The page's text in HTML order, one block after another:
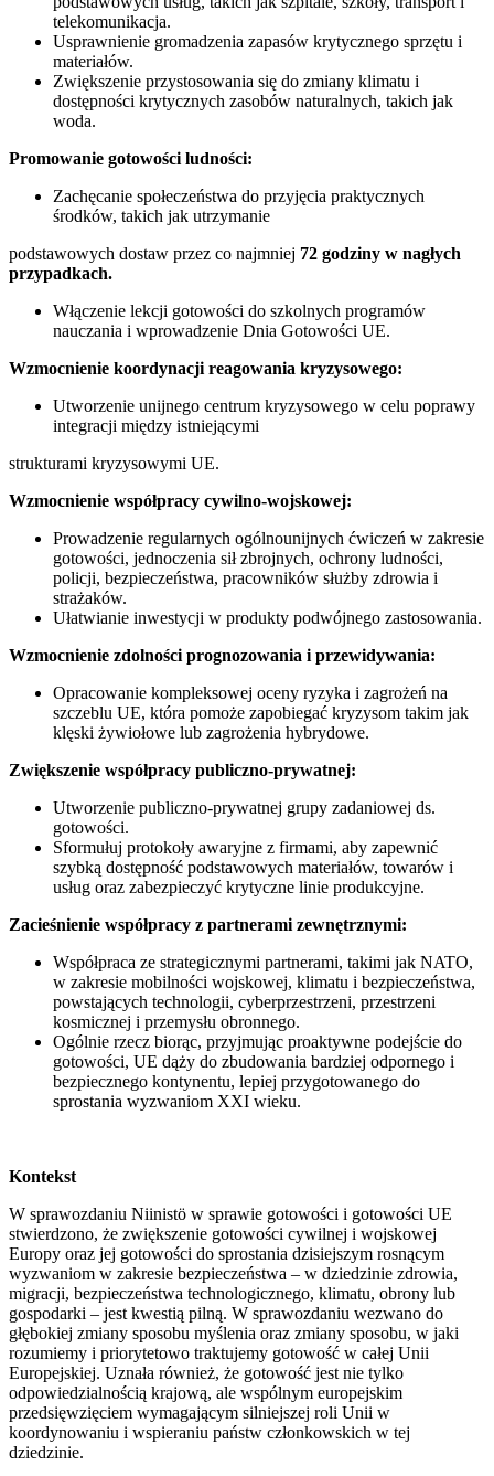
telekomunikacja.
Usprawnienie gromadzenia zapasów krytycznego sprzętu i
materiałów.
Zwiększenie przystosowania się do zmiany klimatu i
dostępności krytycznych zasobów naturalnych, takich jak
woda.
Promowanie gotowości ludności:
Zachęcanie społeczeństwa do przyjęcia praktycznych
środków, takich jak utrzymanie
podstawowych dostaw przez co najmniej 72 godziny w nagłych
przypadkach.
Włączenie lekcji gotowości do szkolnych programów
nauczania i wprowadzenie Dnia Gotowości UE.
Wzmocnienie koordynacji reagowania kryzysowego:
Utworzenie unijnego centrum kryzysowego w celu poprawy
integracji między istniejącymi
strukturami kryzysowymi UE.
Wzmocnienie współpracy cywilno-wojskowej:
Prowadzenie regularnych ogólnounijnych ćwiczeń w zakresie
gotowości, jednoczenia sił zbrojnych, ochrony ludności,
policji, bezpieczeństwa, pracowników służby zdrowia i
strażaków.
Ułatwianie inwestycji w produkty podwójnego zastosowania.
Wzmocnienie zdolności prognozowania i przewidywania:
Opracowanie kompleksowej oceny ryzyka i zagrożeń na
szczeblu UE, która pomoże zapobiegać kryzysom takim jak
klęski żywiołowe lub zagrożenia hybrydowe.
Zwiększenie współpracy publiczno-prywatnej:
Utworzenie publiczno-prywatnej grupy zadaniowej ds.
gotowości.
Sformułuj protokoły awaryjne z firmami, aby zapewnić
szybką dostępność podstawowych materiałów, towarów i
usług oraz zabezpieczyć krytyczne linie produkcyjne.
Zacieśnienie współpracy z partnerami zewnętrznymi:
Współpraca ze strategicznymi partnerami, takimi jak NATO,
w zakresie mobilności wojskowej, klimatu i bezpieczeństwa,
powstających technologii, cyberprzestrzeni, przestrzeni
kosmicznej i przemysłu obronnego.
Ogólnie rzecz biorąc, przyjmując proaktywne podejście do
gotowości, UE dąży do zbudowania bardziej odpornego i
bezpiecznego kontynentu, lepiej przygotowanego do
sprostania wyzwaniom XXI wieku.
Kontekst
W sprawozdaniu Niinistö w sprawie gotowości i gotowości UE
stwierdzono, że zwiększenie gotowości cywilnej i wojskowej
Europy oraz jej gotowości do sprostania dzisiejszym rosnącym
wyzwaniom w zakresie bezpieczeństwa – w dziedzinie zdrowia,
migracji, bezpieczeństwa technologicznego, klimatu, obrony lub
gospodarki – jest kwestią pilną. W sprawozdaniu wezwano do
głębokiej zmiany sposobu myślenia oraz zmiany sposobu, w jaki
rozumiemy i priorytetowo traktujemy gotowość w całej Unii
Europejskiej. Uznała również, że gotowość jest nie tylko
odpowiedzialnością krajową, ale wspólnym europejskim
przedsięwzięciem wymagającym silniejszej roli Unii w
koordynowaniu i wspieraniu państw członkowskich w tej
dziedzinie.